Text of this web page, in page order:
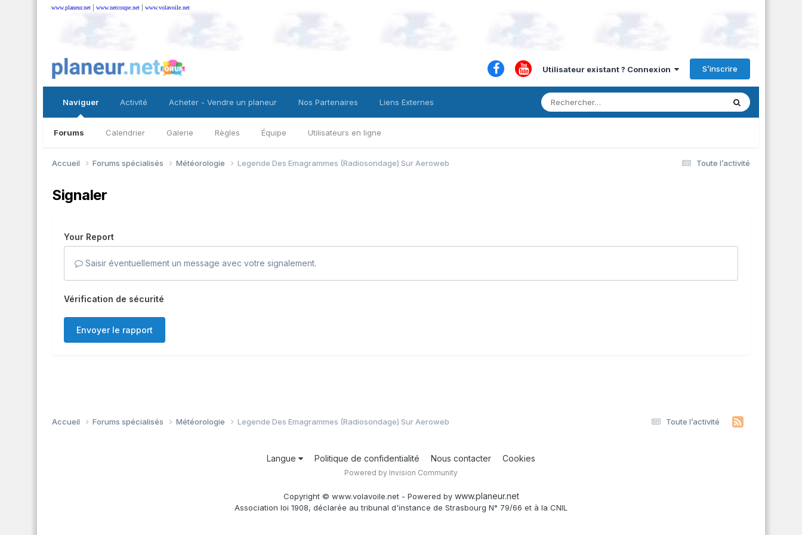
www.planeur.net | www.netcoupe.net | www.volavoile.net
Utilisateur existant ? Connexion S’inscrire
Naviguer
Forums Calendrier Galerie Règles Équipe Utilisateurs en ligne
Activité Acheter - Vendre un planeur Nos Partenaires Liens Externes
Toute l’activité
Accueil Forums spécialisés Météorologie Legende Des Emagrammes (Radiosondage) Sur Aeroweb
Signaler
Your Report
Saisir éventuellement un message avec votre signalement.
Vérification de sécurité
Envoyer le rapport
Toute l’activité
Accueil Forums spécialisés Météorologie Legende Des Emagrammes (Radiosondage) Sur Aeroweb
Langue Politique de confidentialité Nous contacter Cookies
Powered by Invision Community
Copyright © www.volavoile.net - Powered by www.planeur.net
Association loi 1908, déclarée au tribunal d'instance de Strasbourg N° 79/66 et à la CNIL